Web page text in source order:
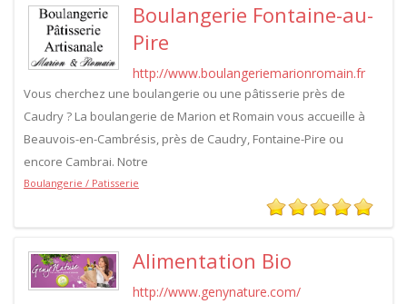
Boulangerie Fontaine-au-
Pire
http://www.boulangeriemarionromain.fr
Vous cherchez une boulangerie ou une pâtisserie près de
Caudry ? La boulangerie de Marion et Romain vous accueille à
Beauvois-en-Cambrésis, près de Caudry, Fontaine-Pire ou
encore Cambrai. Notre
Boulangerie / Patisserie
Alimentation Bio
http://www.genynature.com/